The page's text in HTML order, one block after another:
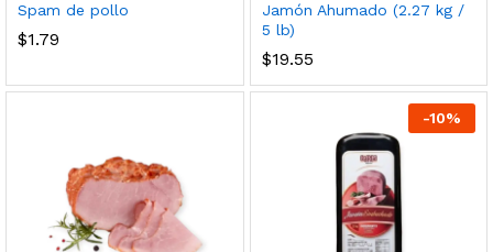
Spam de pollo
$1.79
Jamón Ahumado (2.27 kg /
5 lb)
$19.55
-10%